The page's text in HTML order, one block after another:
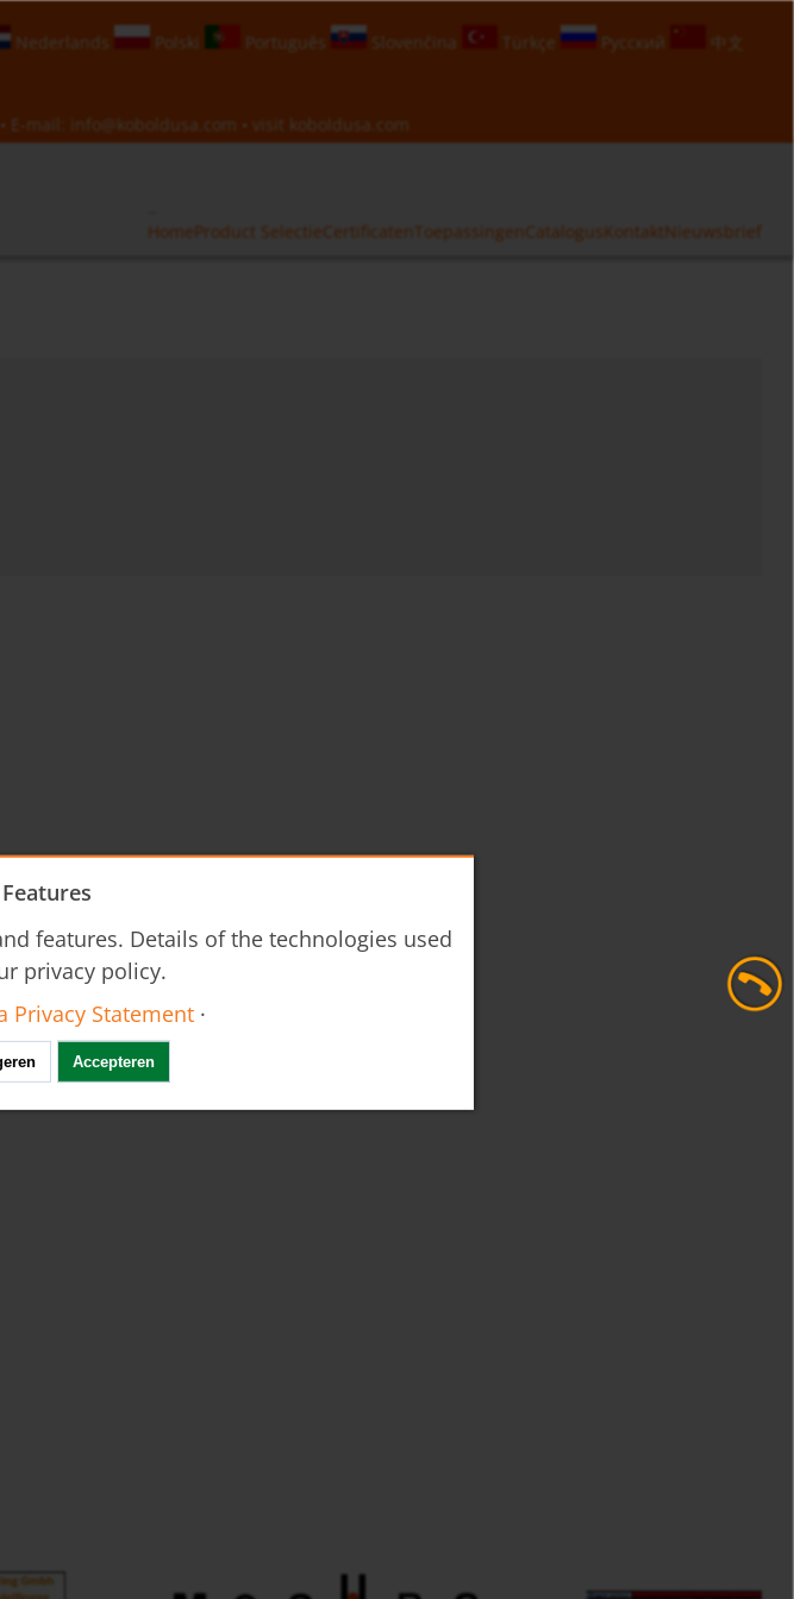
Nederlands Polski Português Slovenčina Türkçe Русский
中文
• E-mail: info@koboldusa.com • visit koboldusa.com
HomeProduct SelectieCertificaten Toepassingen CatalogusKontaktNieuwsbrief
features. Details of the technologies used
privacy policy.
Privacy Statement ·
Accepteren